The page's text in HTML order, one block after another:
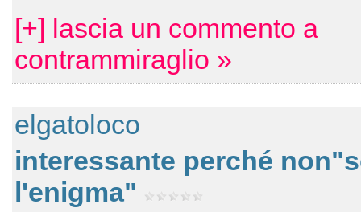
[+] lascia un commento a
contrammiraglio »
elgatoloco
interessante perché
l'enigma"